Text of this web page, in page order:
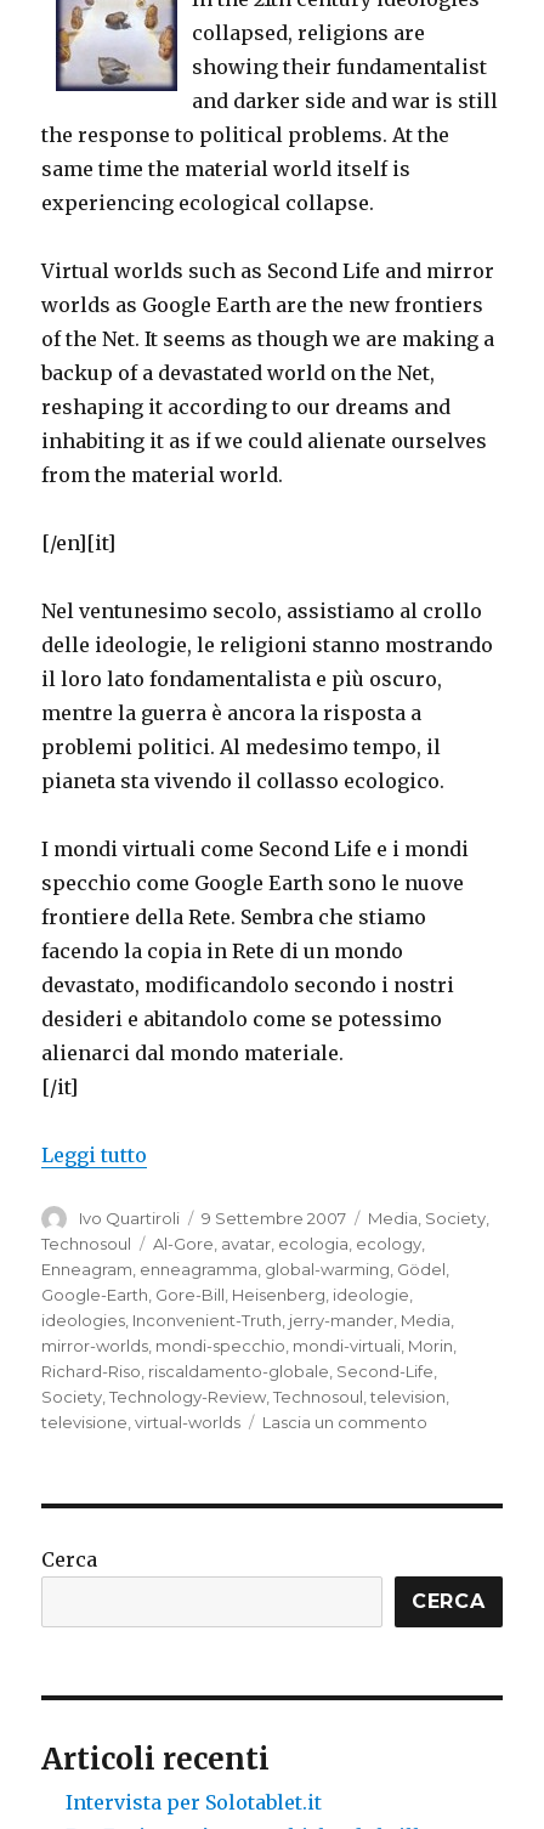
collapsed, religions are
showing their fundamentalist
and darker side and war is still
the response to political problems. At the
same time the material world itself is
experiencing ecological collapse.
Virtual worlds such as Second Life and mirror
worlds as Google Earth are the new frontiers
of the Net. It seems as though we are making a
backup of a devastated world on the Net,
reshaping it according to our dreams and
inhabiting it as if we could alienate ourselves
from the material world.
[/en][it]
Nel ventunesimo secolo, assistiamo al crollo
delle ideologie, le religioni stanno mostrando
il loro lato fondamentalista e più oscuro,
mentre la guerra è ancora la risposta a
problemi politici. Al medesimo tempo, il
pianeta sta vivendo il collasso ecologico.
I mondi virtuali come Second Life e i mondi
specchio come Google Earth sono le nuove
frontiere della Rete. Sembra che stiamo
facendo la copia in Rete di un mondo
devastato, modificandolo secondo i nostri
desideri e abitandolo come se potessimo
alienarci dal mondo materiale.
[/it]
Leggi tutto
Autore
Ivo Quartiroli
Pubblicato
il
9 Settembre 2007 Categorie
Media Society
Technosoul
Tag
Al-Gore avatar ecologia ecology
Enneagram enneagramma global-warming Gödel
Google-Earth Gore-Bill Heisenberg ideologie
ideologies Inconvenient-Truth jerry-mander Media
mirror-worlds mondi-specchio mondi-virtuali Morin
Richard-Riso riscaldamento-globale Second-Life
Society ,Technology-Review ,Technosoul ,television
televisione ,virtual-worlds Lascia un commento
Life:
backing
up
planet
Cerca
CERCA
Articoli recenti
Intervista per Solotablet.it